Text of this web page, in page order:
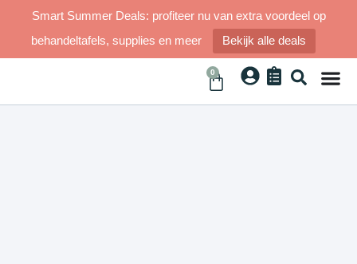
Smart Summer Deals: profiteer nu van extra voordeel op
behandeltafels, supplies en meer
Bekijk alle deals
0